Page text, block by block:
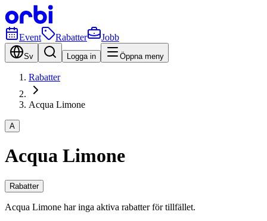
Event Rabatter Jobb
Sv Logga in Öppna meny
Rabatter
Acqua Limone
A
Acqua Limone
Rabatter
Acqua Limone har inga aktiva rabatter för tillfället.